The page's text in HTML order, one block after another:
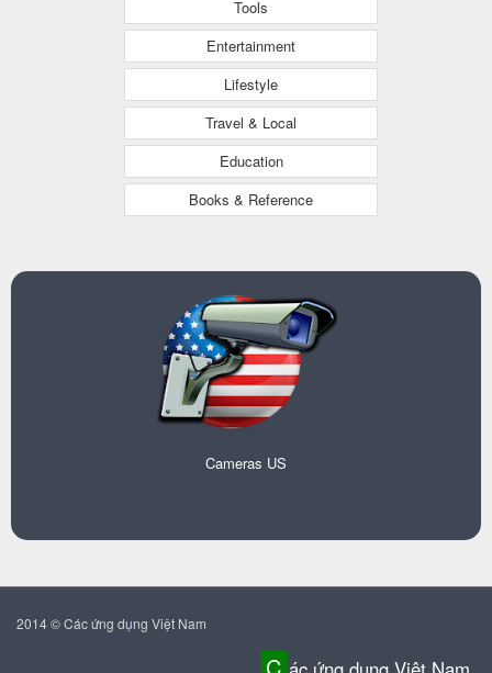
Tools
Entertainment
Lifestyle
Travel & Local
Education
Books & Reference
Cameras US
2014 © Các ứng dụng Việt Nam